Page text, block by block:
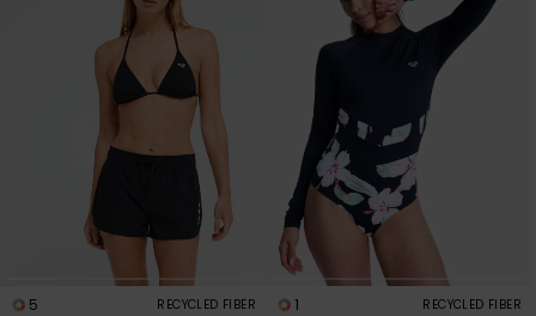
5 RECYCLED FIBER 1 RECYCLED FIBER